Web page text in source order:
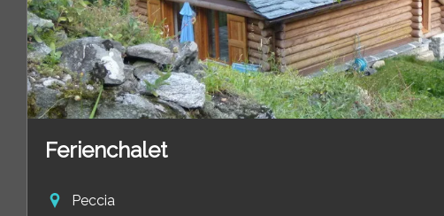
Ferienchalet
Peccia